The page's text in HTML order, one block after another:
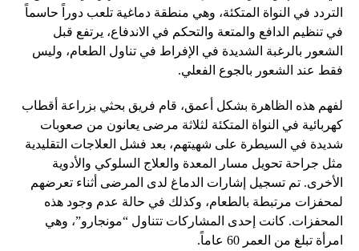
التردد في النواة المتكئة، وهي منطقة دماغية تلعب دوراً حاسماً
في تنظيم الدافع والمتعة والتحكم في الاندفاع، يرتفع قبل
الشعور بالرغبة الشديدة في الإفراط في تناول الطعام، وليس
فقط عند الشعور بالجوع الفعلي.
لفهم هذه الظاهرة بشكل أعمق، قام فريق بحثي بزراعة أقطاب
كهربائية في النواة المتكئة لثلاثة مرضى يعانون من صعوبات
شديدة في السيطرة على شهيتهم، بعد فشل العلاجات التقليدية
مثل جراحة تحويل مسار المعدة والعلاج السلوكي والأدوية
الأخرى. تم تسجيل إشارات الدماغ لدى المرضى أثناء تعرضهم
لمحفزات مرتبطة بالطعام، وكذلك في حالة عدم وجود هذه
المحفزات. كانت إحدى المشاركات تتناول “مونجارو”، وهي
امرأة تبلغ من العمر 60 عاماً.